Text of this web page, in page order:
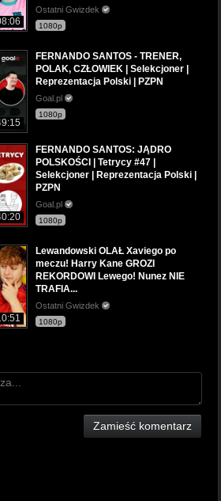
Ostatni Gwizdek
1080p
FERNANDO SANTOS - TRENER,
POLAK, CZŁOWIEK | Selekcjoner |
Reprezentacja Polski | PZPN
Goal.pl
1080p
FERNANDO SANTOS: JĄDRO
POLSKOŚCI | Tetrycy #47 |
Selekcjoner | Reprezentacja Polski |
PZPN
Goal.pl
1080p
Lewandowski OLAŁ Xaviego po
meczu! Harry Kane GROZI
REKORDOWI Lewego! Nunez NIE
TRAFIA...
Ostatni Gwizdek
1080p
Zamieść komentarz